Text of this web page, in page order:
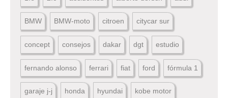
BMW BMW-moto citroen citycar sur
concept consejos dakar dgt estudio
fernando alonso ferrari fiat ford fórmula 1
garaje j-j honda hyundai kobe motor